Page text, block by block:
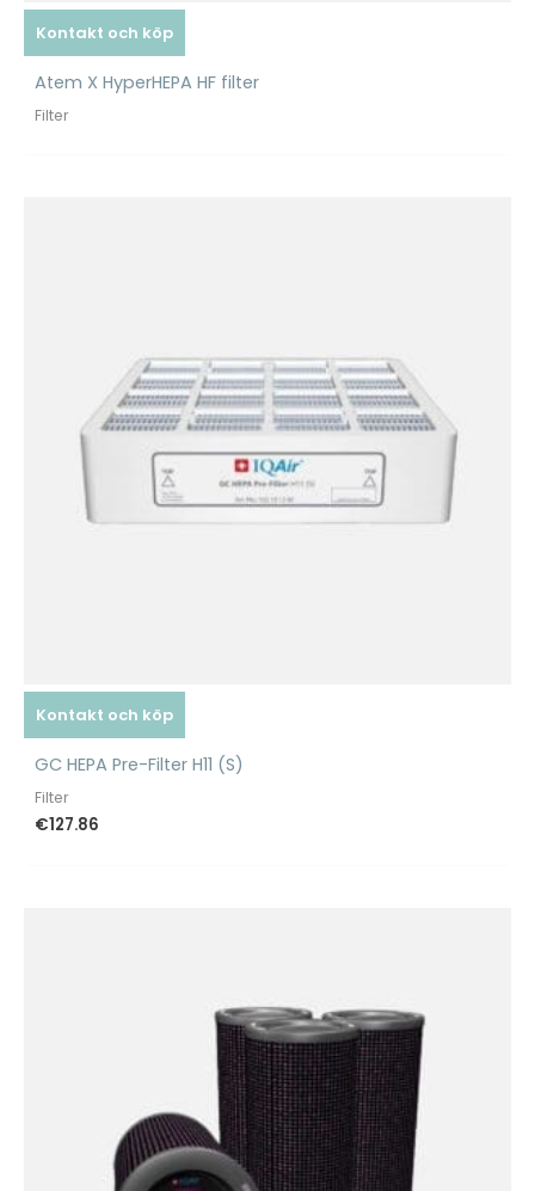
Kontakt och köp
Atem X HyperHEPA HF filter
Filter
Kontakt och köp
GC HEPA Pre-Filter H11 (S)
Filter
€127.86